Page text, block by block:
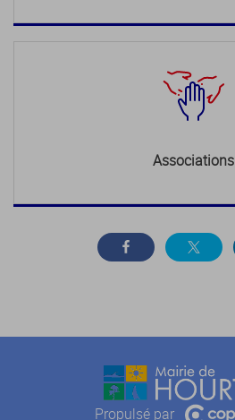
Associations
Propulsé par